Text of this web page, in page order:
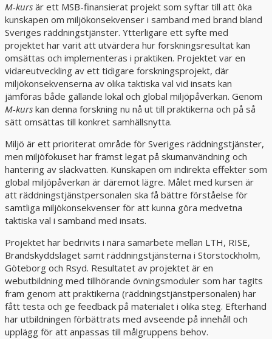
M-kurs är ett MSB-finansierat projekt som syftar till att öka
kunskapen om miljökonsekvenser i samband med brand bland
Sveriges räddningstjänster. Ytterligare ett syfte med
projektet har varit att utvärdera hur forskningsresultat kan
omsättas och implementeras i praktiken. Projektet var en
vidareutveckling av ett tidigare forskningsprojekt, där
miljökonsekvenserna av olika taktiska val vid insats kan
jämföras både gällande lokal och global miljöpåverkan. Genom
M-kurs kan denna forskning nu nå ut till praktikerna och på så
sätt omsättas till konkret samhällsnytta.
Miljö är ett prioriterat område för Sveriges räddningstjänster,
men miljöfokuset har främst legat på skumanvändning och
hantering av släckvatten. Kunskapen om indirekta effekter som
global miljöpåverkan är däremot lägre. Målet med kursen är
att räddningstjänstpersonalen ska få bättre förståelse för
samtliga miljökonsekvenser för att kunna göra medvetna
taktiska val i samband med insats.
Projektet har bedrivits i nära samarbete mellan LTH, RISE,
Brandskyddslaget samt räddningstjänsterna i Storstockholm,
Göteborg och Rsyd. Resultatet av projektet är en
webutbildning med tillhörande övningsmoduler som har tagits
fram genom att praktikerna (räddningstjänstpersonalen) har
fått testa och ge feedback på materialet i olika steg. Efterhand
har utbildningen förbättrats med avseende på innehåll och
upplägg för att anpassas till målgruppens behov.